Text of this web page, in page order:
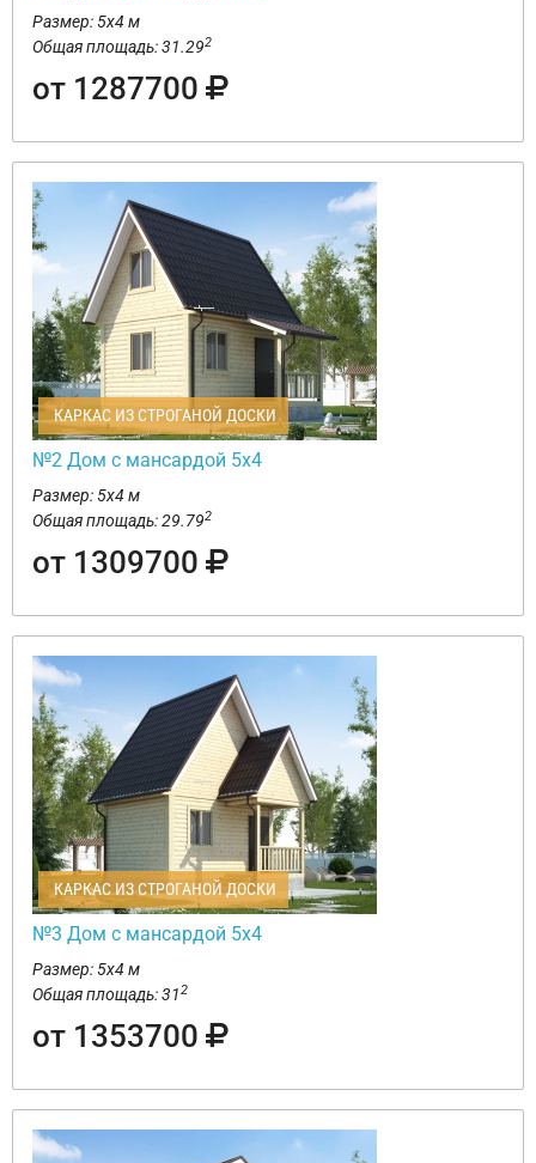
Размер: 5х4 м
Общая площадь: 31.292
от 1287700
КАРКАС ИЗ СТРОГАНОЙ ДОСКИ
№2 Дом с мансардой 5х4
Размер: 5х4 м
Общая площадь: 29.792
от 1309700
КАРКАС ИЗ СТРОГАНОЙ ДОСКИ
№3 Дом с мансардой 5х4
Размер: 5х4 м
Общая площадь: 312
от 1353700